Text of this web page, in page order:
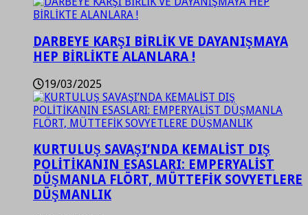
DARBEYE KARŞI BİRLİK VE DAYANIŞMAYA
HEP BİRLİKTE ALANLARA !
19/03/2025
KURTULUŞ SAVAŞI’NDA KEMALİST DIŞ
POLİTİKANIN ESASLARI: EMPERYALİST
DÜŞMANLA FLÖRT, MÜTTEFİK SOVYETLERE
DÜŞMANLIK